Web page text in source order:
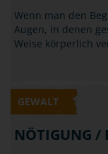
Wenn man den
Augen, in denen
Weise körperlich
GEWALT
NÖTIGUNG /